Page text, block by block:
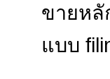
ขายหลั
แบบ